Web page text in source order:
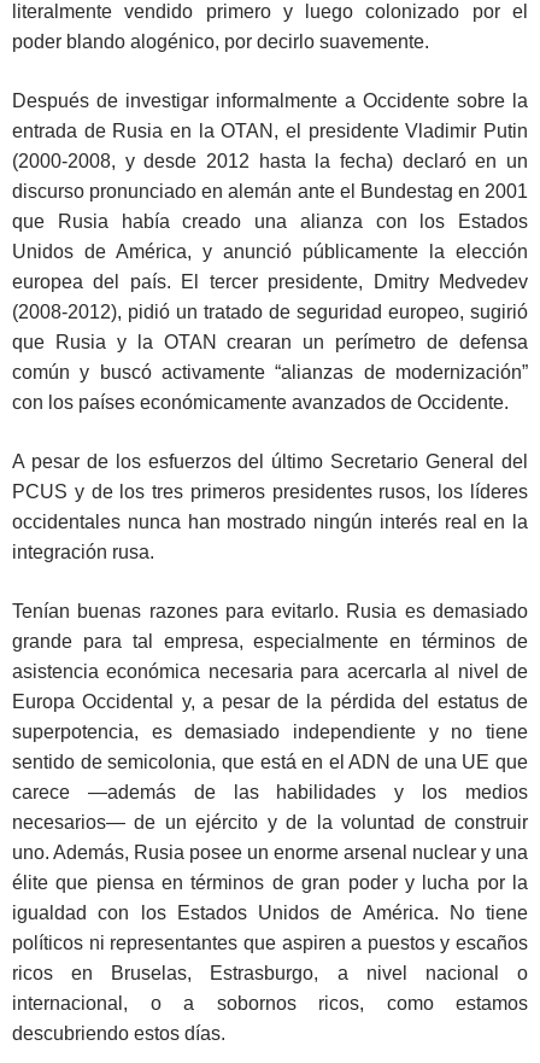
literalmente vendido primero y luego colonizado por el
poder blando alogénico, por decirlo suavemente.
Después de investigar informalmente a Occidente sobre la
entrada de Rusia en la OTAN, el presidente Vladimir Putin
(2000-2008, y desde 2012 hasta la fecha) declaró en un
discurso pronunciado en alemán ante el Bundestag en 2001
que Rusia había creado una alianza con los Estados
Unidos de América, y anunció públicamente la elección
europea del país. El tercer presidente, Dmitry Medvedev
(2008-2012), pidió un tratado de seguridad europeo, sugirió
que Rusia y la OTAN crearan un perímetro de defensa
común y buscó activamente “alianzas de modernización”
con los países económicamente avanzados de Occidente.
A pesar de los esfuerzos del último Secretario General del
PCUS y de los tres primeros presidentes rusos, los líderes
occidentales nunca han mostrado ningún interés real en la
integración rusa.
Tenían buenas razones para evitarlo. Rusia es demasiado
grande para tal empresa, especialmente en términos de
asistencia económica necesaria para acercarla al nivel de
Europa Occidental y, a pesar de la pérdida del estatus de
superpotencia, es demasiado independiente y no tiene
sentido de semicolonia, que está en el ADN de una UE que
carece —además de las habilidades y los medios
necesarios— de un ejército y de la voluntad de construir
uno. Además, Rusia posee un enorme arsenal nuclear y una
élite que piensa en términos de gran poder y lucha por la
igualdad con los Estados Unidos de América. No tiene
políticos ni representantes que aspiren a puestos y escaños
ricos en Bruselas, Estrasburgo, a nivel nacional o
internacional, o a sobornos ricos, como estamos
descubriendo estos días.